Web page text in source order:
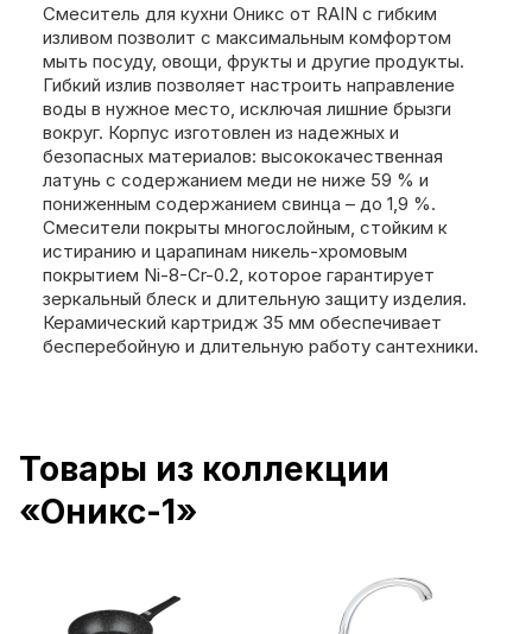
Смеситель для кухни Оникс от RAIN с гибким
изливом позволит с максимальным комфортом
мыть посуду, овощи, фрукты и другие продукты.
Гибкий излив позволяет настроить направление
воды в нужное место, исключая лишние брызги
вокруг. Корпус изготовлен из надежных и
безопасных материалов: высококачественная
латунь с содержанием меди не ниже 59 % и
пониженным содержанием свинца – до 1,9 %.
Смесители покрыты многослойным, стойким к
истиранию и царапинам никель-хромовым
покрытием Ni-8-Cr-0.2, которое гарантирует
зеркальный блеск и длительную защиту изделия.
Керамический картридж 35 мм обеспечивает
бесперебойную и длительную работу сантехники.
Товары из коллекции
«Оникс-1»